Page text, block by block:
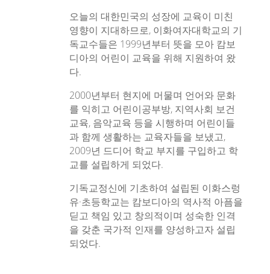
오늘의 대한민국의 성장에 교육이 미친
영향이 지대하므로, 이화여자대학교의 기
독교수들은 1999년부터 뜻을 모아 캄보
디아의 어린이 교육을 위해 지원하여 왔
다.
2000년부터 현지에 머물며 언어와 문화
를 익히고 어린이공부방, 지역사회 보건
교육, 음악교육 등을 시행하며 어린이들
과 함께 생활하는 교육자들을 보냈고,
2009년 드디어 학교 부지를 구입하고 학
교를 설립하게 되었다.
기독교정신에 기초하여 설립된 이화스렁
유·초등학교는 캄보디아의 역사적 아픔을
딛고 책임 있고 창의적이며 성숙한 인격
을 갖춘 국가적 인재를 양성하고자 설립
되었다.